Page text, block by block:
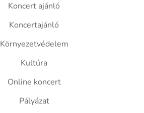
Koncert ajánló
Koncertajánló
Környezetvédelem
Kultúra
Online koncert
Pályázat